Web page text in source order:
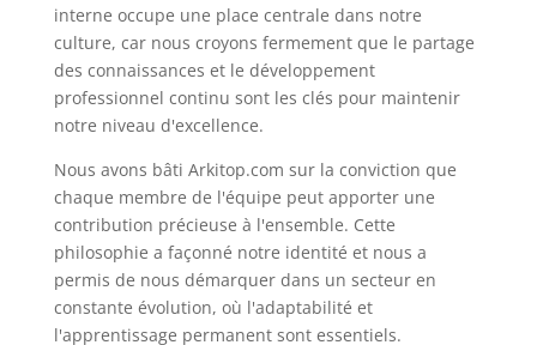
interne occupe une place centrale dans notre
culture, car nous croyons fermement que le partage
des connaissances et le développement
professionnel continu sont les clés pour maintenir
notre niveau d'excellence.
Nous avons bâti Arkitop.com sur la conviction que
chaque membre de l'équipe peut apporter une
contribution précieuse à l'ensemble. Cette
philosophie a façonné notre identité et nous a
permis de nous démarquer dans un secteur en
constante évolution, où l'adaptabilité et
l'apprentissage permanent sont essentiels.